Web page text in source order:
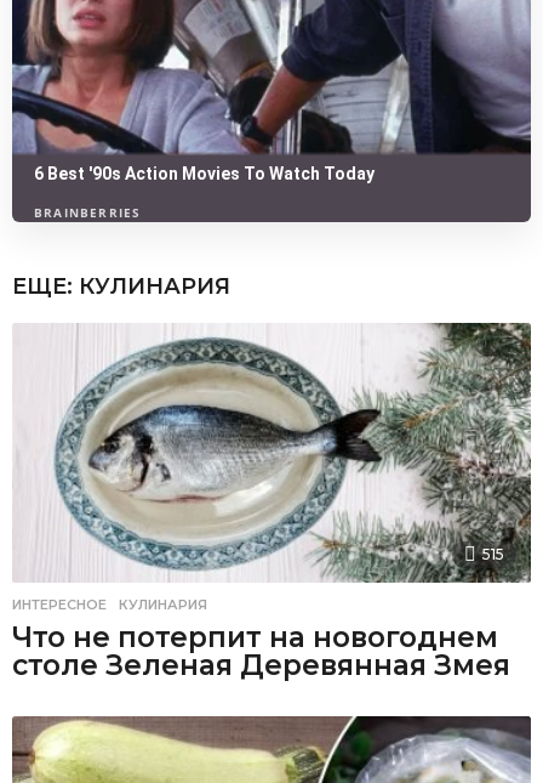
ЕЩЕ: КУЛИНАРИЯ
515
ИНТЕРЕСНОЕ ,КУЛИНАРИЯ
Что не потерпит на новогоднем
столе Зеленая Деревянная Змея